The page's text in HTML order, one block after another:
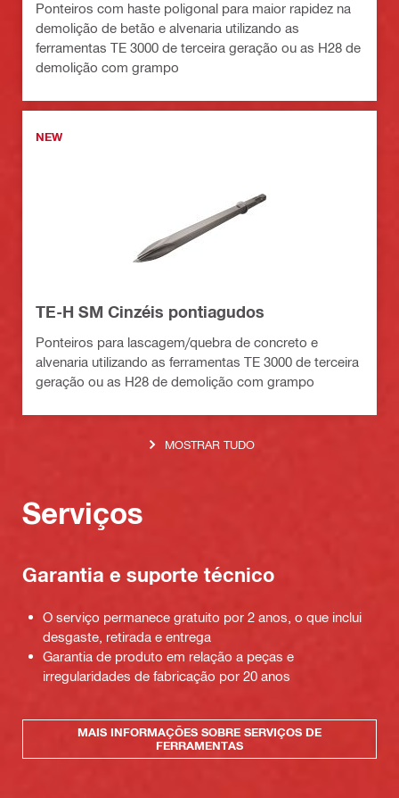
Ponteiros com haste poligonal para maior rapidez na
demolição de betão e alvenaria utilizando as
ferramentas TE 3000 de terceira geração ou as H28 de
demolição com grampo
NEW
TE-H SM Cinzéis pontiagudos
Ponteiros para lascagem/quebra de concreto e
alvenaria utilizando as ferramentas TE 3000 de terceira
geração ou as H28 de demolição com grampo
MOSTRAR TUDO
Serviços
Garantia e suporte técnico
O serviço permanece gratuito por 2 anos, o que inclui
desgaste, retirada e entrega
Garantia de produto em relação a peças e
irregularidades de fabricação por 20 anos
MAIS INFORMAÇÕES SOBRE SERVIÇOS DE
FERRAMENTAS